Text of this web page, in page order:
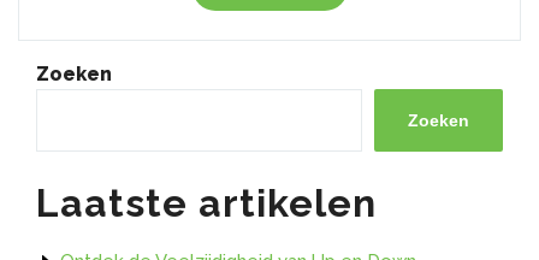
wat
je
weten
de
E27
voor
Zoeken
Zoeken
Laatste artikelen